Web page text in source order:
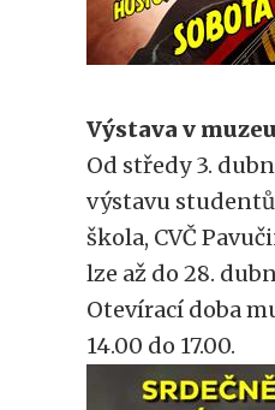
Výstava v muzeu
Od středy 3.
výstavu
škola, CVČ
lze až do 28.
Otevírací doba
14.00 do 17.00.